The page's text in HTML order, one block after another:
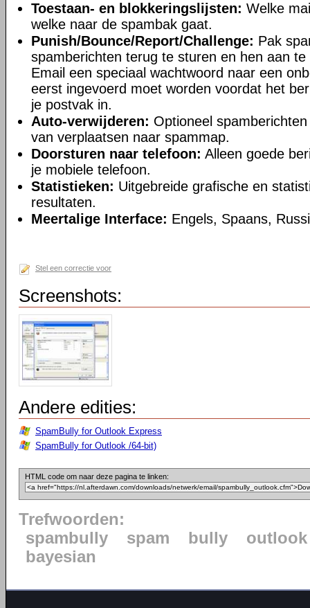
Toestaan- en blokkeringslijsten: Welke
welke naar de spambak gaat.
Punish/Bounce/Report/Challenge: Pak
spamberichten terug te sturen en hen aan
Email een speciaal wachtwoord naar een
eerst ingevoerd moet worden voordat het
je postvak in.
Auto-verwijderen: Optioneel
van verplaatsen naar spammap.
Doorsturen naar telefoon: Alleen goede
je mobiele telefoon.
Statistieken: Uitgebreide grafische en
resultaten.
Meertalige Interface: Engels, Spaans,
Stel een correctie voor
Screenshots:
Andere edities:
SpamBully for Outlook Express
SpamBully for Outlook /64-bit)
HTML code om naar deze pagina te linken:
Trefwoorden:
spambully
spam bully
outlook
bayesian